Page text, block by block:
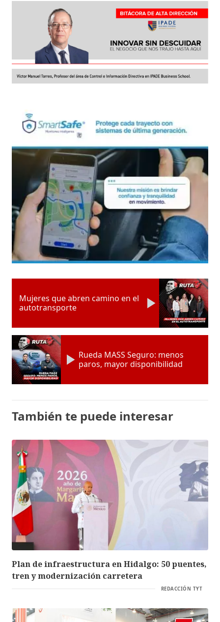
Mujeres que abren camino en el
autotransporte
Rueda MASS Seguro: menos
paros, mayor disponibilidad
También te puede interesar
Plan de infraestructura en Hidalgo: 50 puentes,
tren y modernización carretera
REDACCIÓN TYT